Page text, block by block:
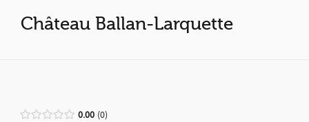
Château Ballan-Larquette
0.00 0